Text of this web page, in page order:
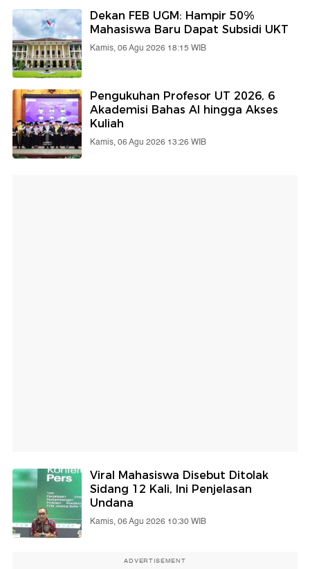
Dekan FEB UGM: Hampir 50%
Mahasiswa Baru Dapat Subsidi UKT
Kamis, 06 Agu 2026 18:15 WIB
Pengukuhan Profesor UT 2026, 6
Akademisi Bahas AI hingga Akses
Kuliah
Kamis, 06 Agu 2026 13:26 WIB
Viral Mahasiswa Disebut Ditolak
Sidang 12 Kali, Ini Penjelasan
Undana
Kamis, 06 Agu 2026 10:30 WIB
ADVERTISEMENT